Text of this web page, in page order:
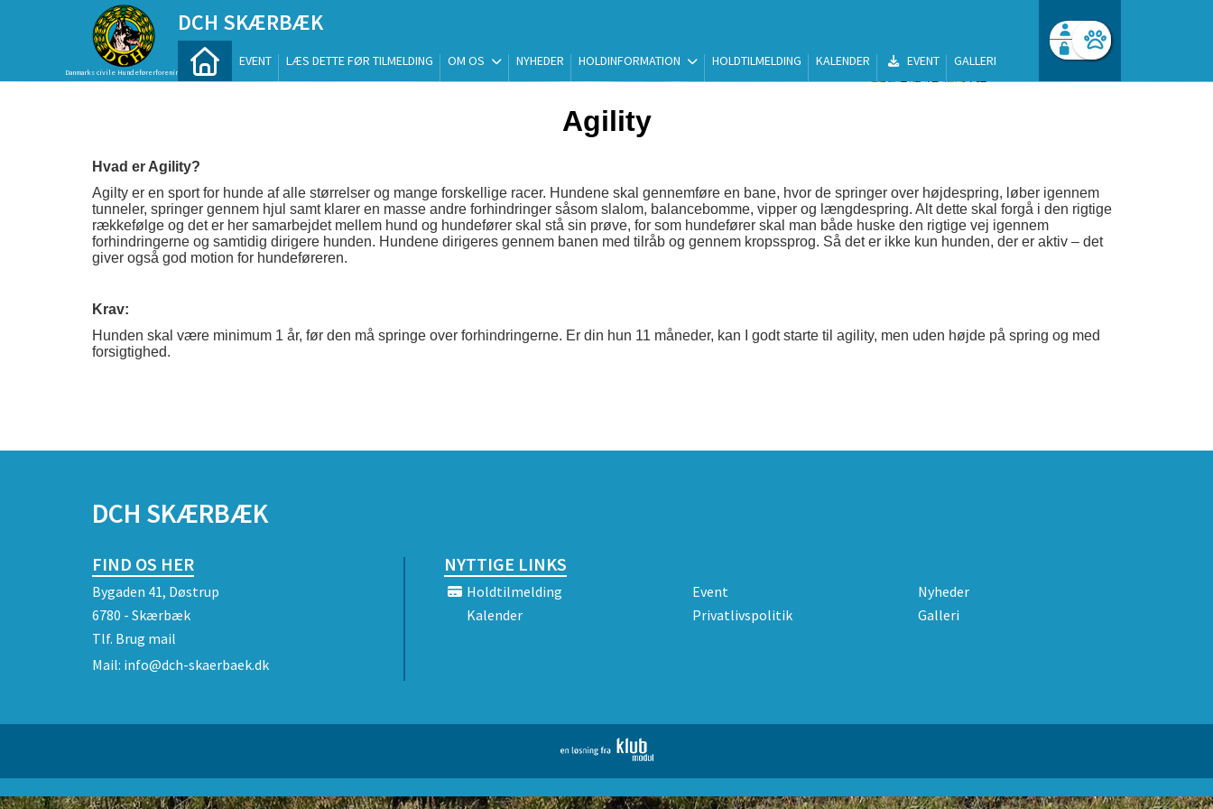
DCH SKÆRBÆK
Danmarks civile Hundeførerforening
EVENT LÆS DETTE FØR TILMELDING OM OS NYHEDER HOLDINFORMATION HOLDTILMELDING KALENDER EVENT GALLERI
Agility
Hvad er Agility?
Agilty er en sport for hunde af alle størrelser og mange forskellige racer. Hundene skal gennemføre en bane, hvor de springer over højdespring, løber igennem
tunneler, springer gennem hjul samt klarer en masse andre forhindringer såsom slalom, balancebomme, vipper og længdespring. Alt dette skal forgå i den rigtige
rækkefølge og det er her samarbejdet mellem hund og hundefører skal stå sin prøve, for som hundefører skal man både huske den rigtige vej igennem
forhindringerne og samtidig dirigere hunden. Hundene dirigeres gennem banen med tilråb og gennem kropssprog. Så det er ikke kun hunden, der er aktiv – det
giver også god motion for hundeføreren.
Krav:
Hunden skal være minimum 1 år, før den må springe over forhindringerne. Er din hun 11 måneder, kan I godt starte til agility, men uden højde på spring og med
forsigtighed.
DCH SKÆRBÆK
FIND OS HER
Bygaden 41, Døstrup
6780 - Skærbæk
Tlf. Brug mail
Mail: info@dch-skaerbaek.dk
NYTTIGE LINKS
Holdtilmelding Event
Nyheder
Kalender
Privatlivspolitik Galleri